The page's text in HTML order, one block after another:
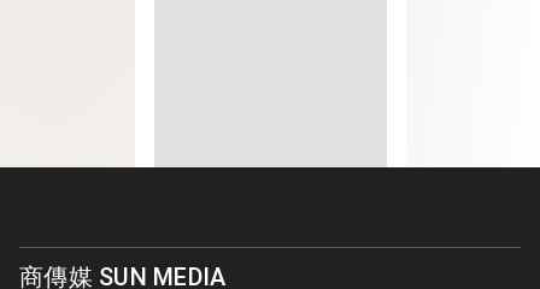
商傳媒 SUN MEDIA